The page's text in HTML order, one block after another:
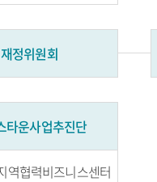
재정위원회
타운사업추진단
역협력비즈니스센터